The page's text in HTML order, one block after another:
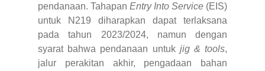
pendanaan. Tahapan Entry Into Service (EIS)
untuk N219 diharapkan dapat terlaksana
pada tahun 2023/2024, namun dengan
syarat bahwa pendanaan untuk jig & tools,
jalur perakitan akhir, pengadaan bahan